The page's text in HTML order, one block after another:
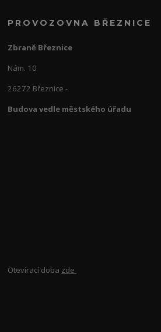
PROVOZOVNA BŘEZNICE
Zbraně Březnice
Nám. 10
26272 Březnice -
Budova vedle městského úřadu
Otevírací doba zde